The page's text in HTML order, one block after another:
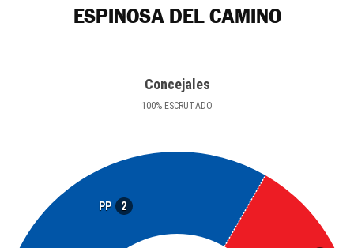
ESPINOSA DEL CAMINO
Concejales
100% ESCRUTADO
PP 2